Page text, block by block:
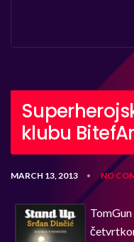
klubu
MARCH 13, 2013 • NO